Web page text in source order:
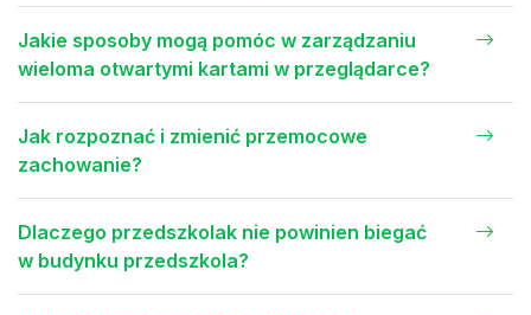
Jakie sposoby mogą pomóc w zarządzaniu
wieloma otwartymi kartami w przeglądarce?
Jak rozpoznać i zmienić przemocowe
zachowanie?
Dlaczego przedszkolak nie powinien biegać
w budynku przedszkola?